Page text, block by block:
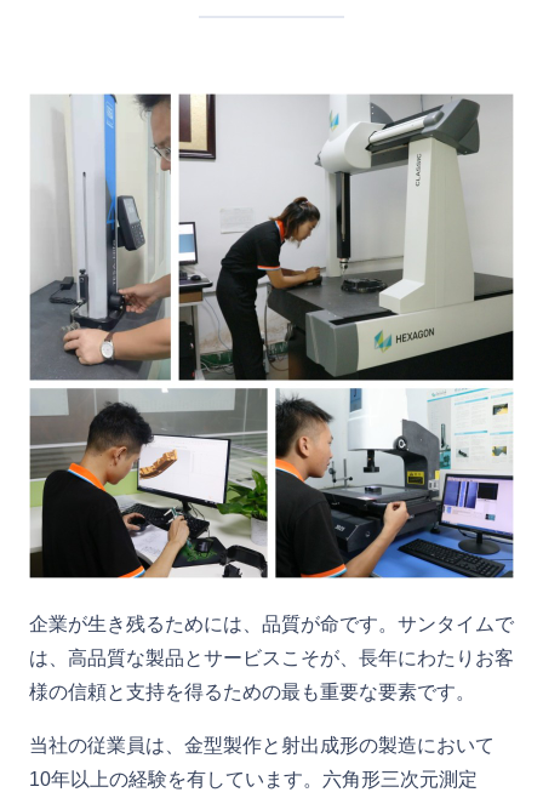
企業が生き残るためには、品質が命です。サンタイムで
は、高品質な製品とサービスこそが、長年にわたりお客
様の信頼と支持を得るための最も重要な要素です。
当社の従業員は、金型製作と射出成形の製造において
10年以上の経験を有しています。六角形三次元測定